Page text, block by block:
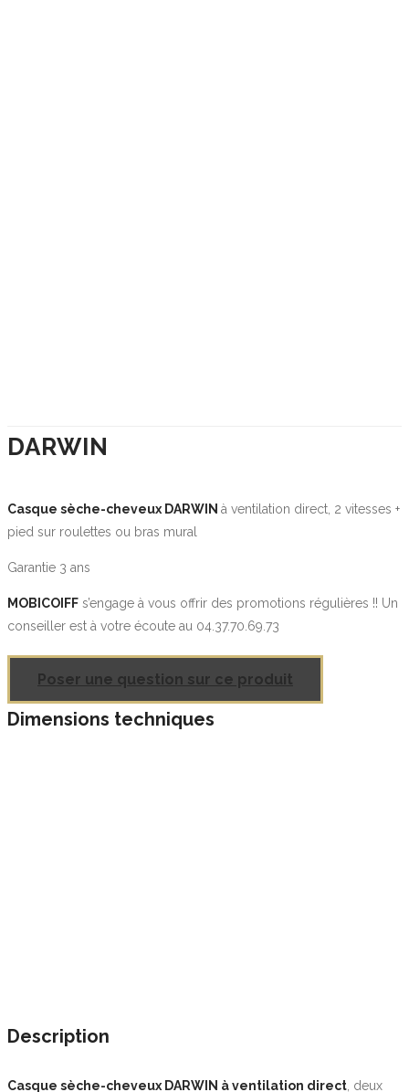
DARWIN
Casque sèche-cheveux DARWIN à ventilation direct, 2 vitesses +
pied sur roulettes ou bras mural
Garantie 3 ans
MOBICOIFF s’engage à vous offrir des promotions régulières !! Un
conseiller est à votre écoute au 04.37.70.69.73
Poser une question sur ce produit
Dimensions techniques
Description
Casque sèche-cheveux DARWIN à ventilation direct, deux